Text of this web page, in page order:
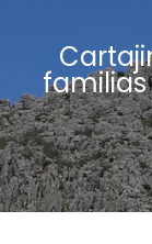
familias